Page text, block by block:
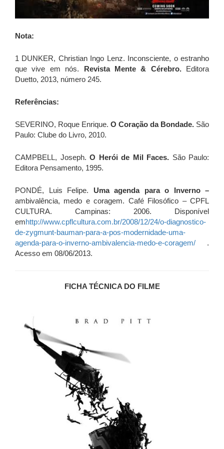
Nota:
1 DUNKER, Christian Ingo Lenz. Inconsciente, o estranho
que vive em nós. Revista Mente & Cérebro. Editora
Duetto, 2013, número 245.
Referências:
SEVERINO, Roque Enrique. O Coração da Bondade. São
Paulo: Clube do Livro, 2010.
CAMPBELL, Joseph. O Herói de Mil Faces. São Paulo:
Editora Pensamento, 1995.
PONDÉ, Luis Felipe. Uma agenda para o Inverno –
ambivalência, medo e coragem. Café Filosófico – CPFL
CULTURA. Campinas: 2006. Disponível
emhttp://www.cpflcultura.com.br/2008/12/24/o-diagnostico-
de-zygmunt-bauman-para-a-pos-modernidade-uma-
agenda-para-o-inverno-ambivalencia-medo-e-coragem/ .
Acesso em 08/06/2013.
FICHA TÉCNICA DO FILME